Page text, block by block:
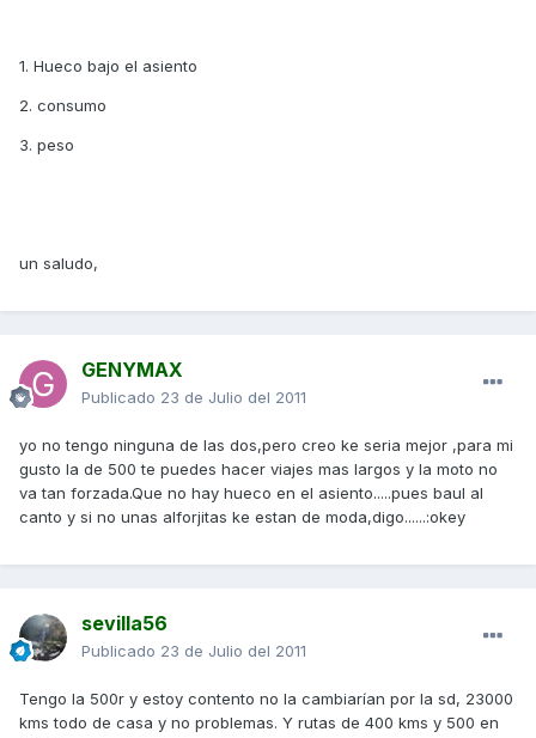
1. Hueco bajo el asiento
2. consumo
3. peso
un saludo,
GENYMAX
Publicado 23 de Julio del 2011
yo no tengo ninguna de las dos,pero creo ke seria mejor ,para mi
gusto la de 500 te puedes hacer viajes mas largos y la moto no
va tan forzada.Que no hay hueco en el asiento.....pues baul al
canto y si no unas alforjitas ke estan de moda,digo......:okey
sevilla56
Publicado 23 de Julio del 2011
Tengo la 500r y estoy contento no la cambiarían por la sd, 23000
kms todo de casa y no problemas. Y rutas de 400 kms y 500 en